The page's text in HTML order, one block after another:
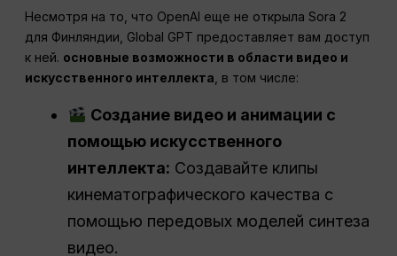
Несмотря на то, что OpenAI еще не открыла Sora 2
для Финляндии, Global GPT предоставляет вам доступ
к ней. основные возможности в области видео и
искусственного интеллекта, в том числе:
Создание видео и анимации с
помощью искусственного
интеллекта: Создавайте клипы
кинематографического качества с
помощью передовых моделей синтеза
видео.